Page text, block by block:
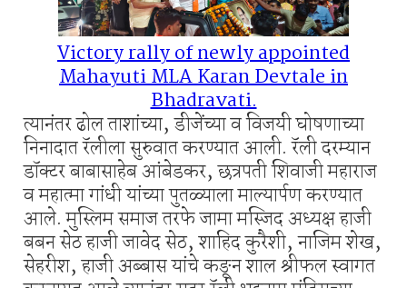
Victory rally of newly appointed
Mahayuti MLA Karan Devtale in
Bhadravati.
त्यानंतर ढोल ताशांच्या, डीजेंच्या व विजयी घोषणाच्या
निनादात रॅलीला सुरुवात करण्यात आली. रॅली दरम्यान
डॉक्टर बाबासाहेब आंबेडकर, छत्रपती शिवाजी महाराज
व महात्मा गांधी यांच्या पुतळ्याला माल्यार्पण करण्यात
आले. मुस्लिम समाज तरफे जामा मस्जिद अध्यक्ष हाजी
बबन सेठ हाजी जावेद सेठ, शाहिद कुरैशी, नाजिम शेख,
सेहरीश, हाजी अब्बास यांचे कङून शाल श्रीफल स्वागत